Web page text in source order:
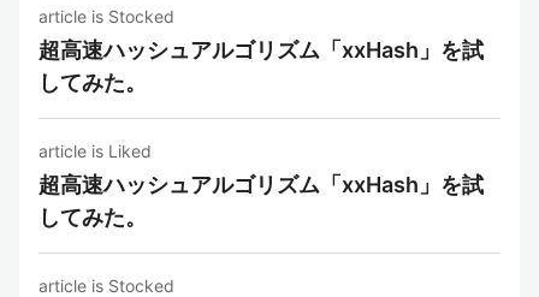
article is Stocked
超高速ハッシュアルゴリズム「xxHash」を試
してみた。
article is Liked
超高速ハッシュアルゴリズム「xxHash」を試
してみた。
article is Stocked